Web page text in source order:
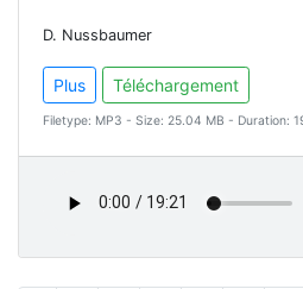
D. Nussbaumer
Plus Téléchargement
Filetype: MP3 - Size: 25.04 MB - Duration: